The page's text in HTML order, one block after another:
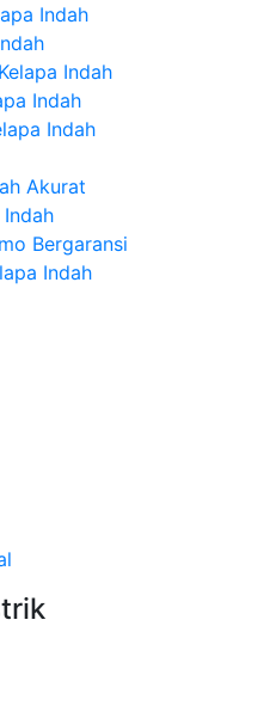
Indah
Indah
Indah
Indah
Akurat
Bergaransi
Indah